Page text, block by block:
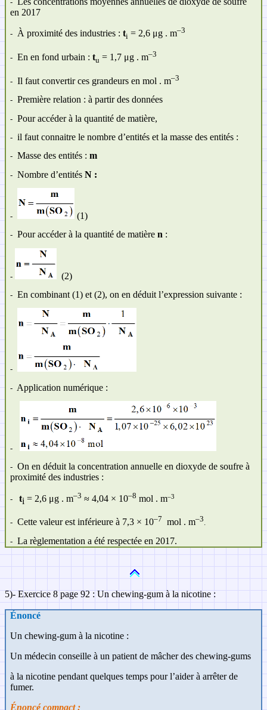
-
en 2017
- À proximité des industries :ti = 2,6 μg . m–3
- En en fond urbain :tu = 1,7 μg . m–3
- Il faut convertir ces grandeurs en mol . m–3
- Première relation : à partir des données
- Pour accéder à la quantité de matière,
- il faut connaitre le nombre d’entités et la masse des entités :
- Masse des entités :m
- Nombre d’entitésN :
- (1)
- Pour accéder à la quantité de matièren :
- (2)
- En combinant (1) et (2), on en déduit l’expression suivante :
-
- Application numérique :
-
- On en déduit la concentration annuelle en dioxyde de soufre à
proximité des industries :
- ti = 2,6 μg . m–3 ≈ 4,04 × 10–8 mol . m–3
- Cette valeur est inférieure à 7,3 × 10–7 mol . m–3.
- La règlementation a été respectée en 2017.
5)- Exercice 8 page 92 : Un chewing-gum à la nicotine :
Énoncé
Un chewing-gum à la nicotine :
Un médecin conseille à un patient de mâcher des chewing-gums
à la nicotine pendant quelques temps pour l’aider à arrêter de
fumer.
Énoncé compact :